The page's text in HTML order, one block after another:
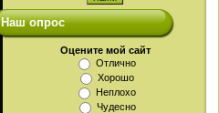
Наш опрос
Оцените мой сайт
Отлично
Хорошо
Неплохо
Чудесно